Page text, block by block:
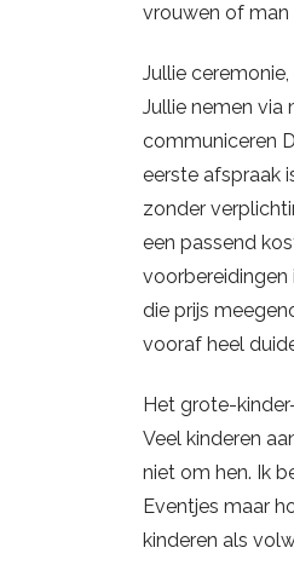
vrouwen of man
Jullie
Jullie nemen via
communiceren
eerste afspraak
zonder
een passend
voorbereidingen
die prijs
vooraf heel
Het grote-
Veel kinderen
niet om hen. Ik
Eventjes maar
kinderen als